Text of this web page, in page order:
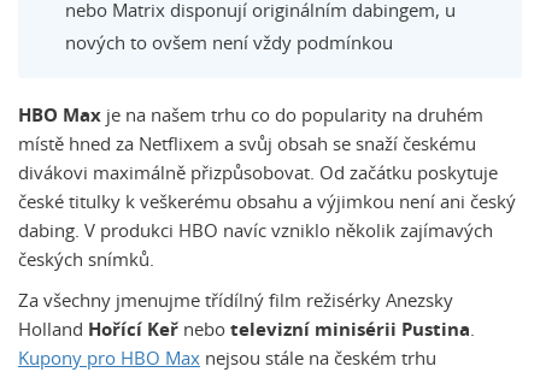
nebo Matrix disponují originálním dabingem, u
nových to ovšem není vždy podmínkou
HBO Max je na našem trhu co do popularity na druhém
místě hned za Netflixem a svůj obsah se snaží českému
divákovi maximálně přizpůsobovat. Od začátku poskytuje
české titulky k veškerému obsahu a výjimkou není ani český
dabing. V produkci HBO navíc vzniklo několik zajímavých
českých snímků.
Za všechny jmenujme třídílný film režisérky Anezsky
Holland Hořící Keř nebo televizní minisérii Pustina.
Kupony pro HBO Max nejsou stále na českém trhu